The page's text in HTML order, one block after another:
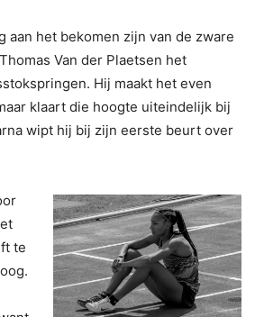
aan het bekomen zijn van de zware
Van der Plaetsen het
Hij maakt het even
klaart die hoogte uiteindelijk bij
wipt hij bij zijn eerste beurt over
te